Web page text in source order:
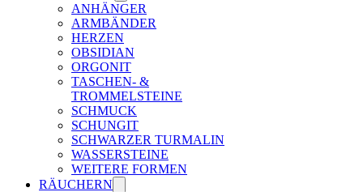
ANHÄNGER
ARMBÄNDER
HERZEN
OBSIDIAN
ORGONIT
TASCHEN- &
TROMMELSTEINE
SCHMUCK
SCHUNGIT
SCHWARZER TURMALIN
WASSERSTEINE
WEITERE FORMEN
RÄUCHERN